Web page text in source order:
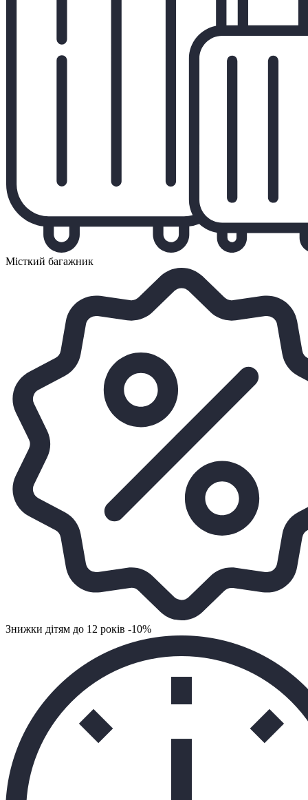
Місткий багажник
Знижки дітям до 12 років -10%